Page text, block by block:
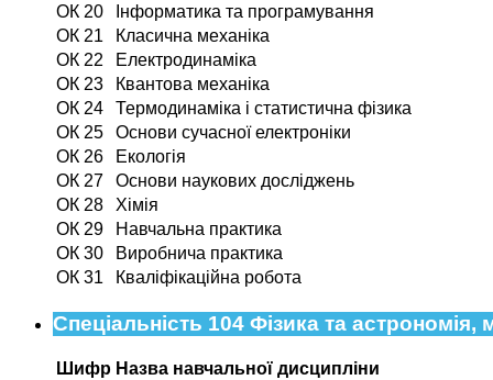
ОК 20
Інформатика та програмування
ОК 21
Класична механіка
ОК 22
Електродинаміка
ОК 23
Квантова механіка
ОК 24
Термодинаміка і статистична фізика
ОК 25
Основи сучасної електроніки
ОК 26
Екологія
ОК 27
Основи наукових досліджень
ОК 28
Хімія
ОК 29
Навчальна практика
ОК 30
Виробнича практика
ОК 31
Кваліфікаційна робота
Спеціальність 104 Фізика та
Шифр Назва навчальної дисципліни